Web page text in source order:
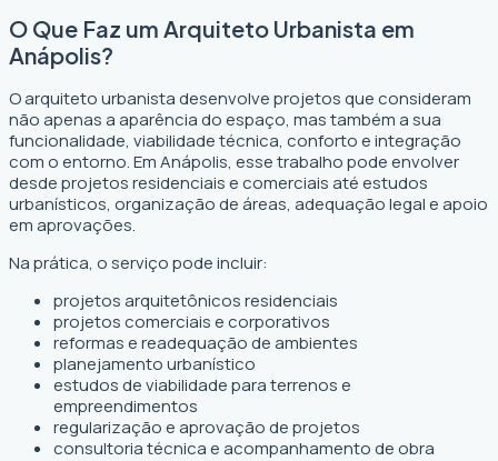
O Que Faz um Arquiteto Urbanista em
Anápolis?
O arquiteto urbanista desenvolve projetos que consideram
não apenas a aparência do espaço, mas também a sua
funcionalidade, viabilidade técnica, conforto e integração
com o entorno. Em Anápolis, esse trabalho pode envolver
desde projetos residenciais e comerciais até estudos
urbanísticos, organização de áreas, adequação legal e apoio
em aprovações.
Na prática, o serviço pode incluir:
projetos arquitetônicos residenciais
projetos comerciais e corporativos
reformas e readequação de ambientes
planejamento urbanístico
estudos de viabilidade para terrenos e
empreendimentos
regularização e aprovação de projetos
consultoria técnica e acompanhamento de obra